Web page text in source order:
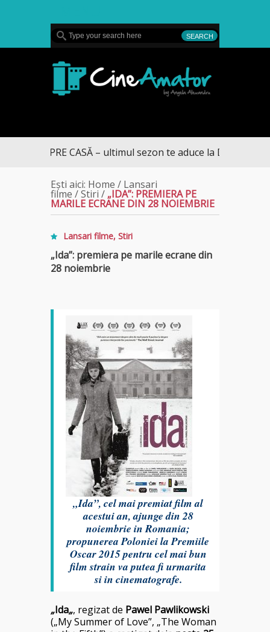
SPRE CASĂ – ultimul sezon te aduce la DIVA
Ești aici: Home / Lansari
filme /Stiri / „IDA”: PREMIERA PE
MARILE ECRANE DIN 28 NOIEMBRIE
Lansari filme, Stiri
„Ida”: premiera pe marile ecrane din
28 noiembrie
„Ida”, cel mai premiat film al
acestui an, ajunge din 28
noiembrie in Romania;
propunerea Poloniei la Premiile
Oscar 2015 pentru cel mai bun
film strain va putea fi urmarita
si in cinematografe.
„Ida„, regizat de Pawel Pawlikowski
(„My Summer of Love”, „The Woman